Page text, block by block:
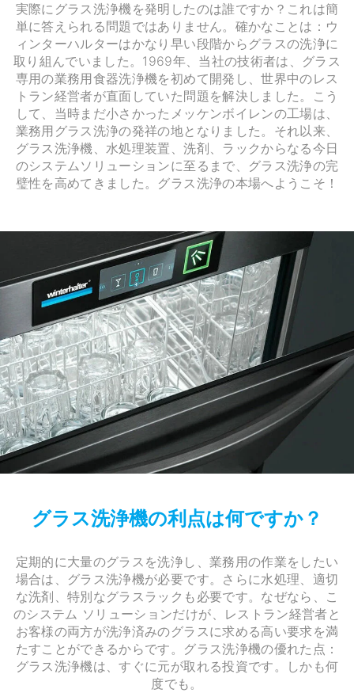
実際にグラス洗浄機を発明したのは誰ですか？これは簡
単に答えられる問題ではありません。確かなことは：ウ
ィンターハルターはかなり早い段階からグラスの洗浄に
取り組んでいました。1969年、当社の技術者は、グラス
専用の業務用食器洗浄機を初めて開発し、世界中のレス
トラン経営者が直面していた問題を解決しました。こう
して、当時まだ小さかったメッケンボイレンの工場は、
業務用グラス洗浄の発祥の地となりました。それ以来、
グラス洗浄機、水処理装置、洗剤、ラックからなる今日
のシステムソリューションに至るまで、グラス洗浄の完
璧性を高めてきました。グラス洗浄の本場へようこそ！
グラス洗浄機の利点は何ですか？
定期的に大量のグラスを洗浄し、業務用の作業をしたい
場合は、グラス洗浄機が必要です。さらに水処理、適切
な洗剤、特別なグラスラックも必要です。なぜなら、こ
のシステム ソリューションだけが、レストラン経営者と
お客様の両方が洗浄済みのグラスに求める高い要求を満
たすことができるからです。グラス洗浄機の優れた点：
グラス洗浄機は、すぐに元が取れる投資です。しかも何
度でも。